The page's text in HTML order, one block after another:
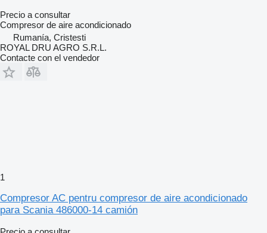
Precio a consultar
Compresor de aire acondicionado
Rumanía, Cristesti
ROYAL DRU AGRO S.R.L.
Contacte con el vendedor
1
Compresor AC pentru compresor de aire acondicionado
para Scania 486000-14 camión